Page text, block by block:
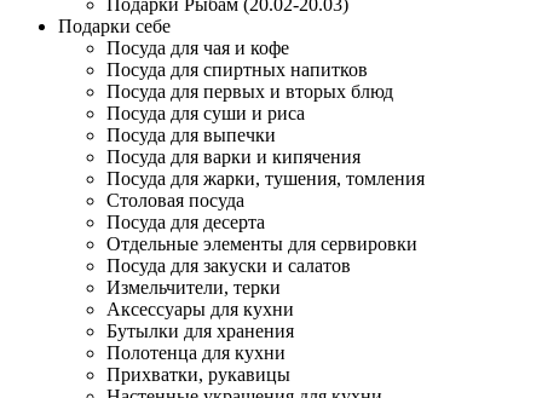
Подарки Рыбам (20.02-20.03)
Подарки себе
Посуда для чая и кофе
Посуда для спиртных напитков
Посуда для первых и вторых блюд
Посуда для суши и риса
Посуда для выпечки
Посуда для варки и кипячения
Посуда для жарки, тушения, томления
Столовая посуда
Посуда для десерта
Отдельные элементы для сервировки
Посуда для закуски и салатов
Измельчители, терки
Аксессуары для кухни
Бутылки для хранения
Полотенца для кухни
Прихватки, рукавицы